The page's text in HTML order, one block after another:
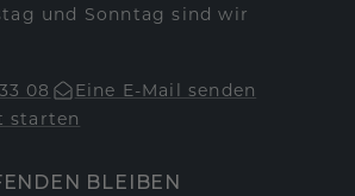
und Sonntag sind wir
08
Eine E-Mail senden
starten
BLEIBEN